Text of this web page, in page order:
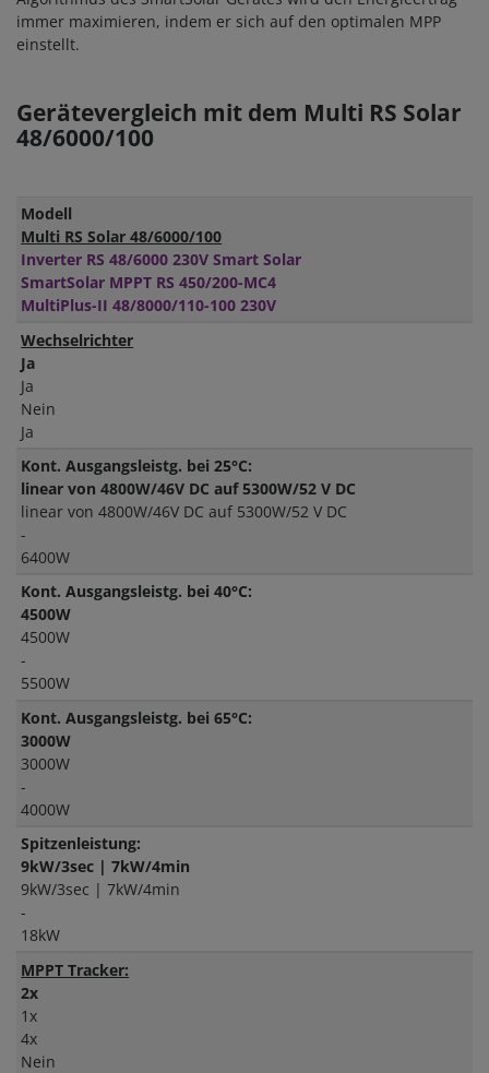
immer maximieren, indem er sich auf den optimalen MPP
einstellt.
Gerätevergleich mit dem Multi RS Solar
48/6000/100
Modell
Multi RS Solar 48/6000/100
Inverter RS 48/6000 230V Smart Solar
SmartSolar MPPT RS 450/200-MC4
MultiPlus-II 48/8000/110-100 230V
Wechselrichter
Ja
Ja
Nein
Ja
Kont. Ausgangsleistg. bei 25°C:
linear von 4800W/46V DC auf 5300W/52 V DC
linear von 4800W/46V DC auf 5300W/52 V DC
-
6400W
Kont. Ausgangsleistg. bei 40°C:
4500W
4500W
-
5500W
Kont. Ausgangsleistg. bei 65°C:
3000W
3000W
-
4000W
Spitzenleistung:
9kW/3sec | 7kW/4min
9kW/3sec | 7kW/4min
-
18kW
MPPT Tracker:
2x
1x
4x
Nein